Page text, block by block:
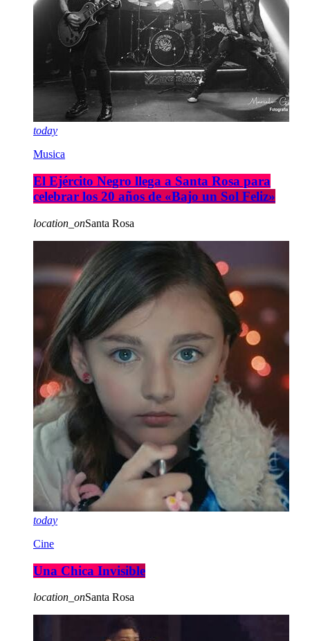
today
Musica
El Ejército Negro llega a Santa Rosa para
celebrar los 20 años de «Bajo un Sol Feliz»
location_onSanta Rosa
today
Cine
Una Chica Invisible
location_onSanta Rosa